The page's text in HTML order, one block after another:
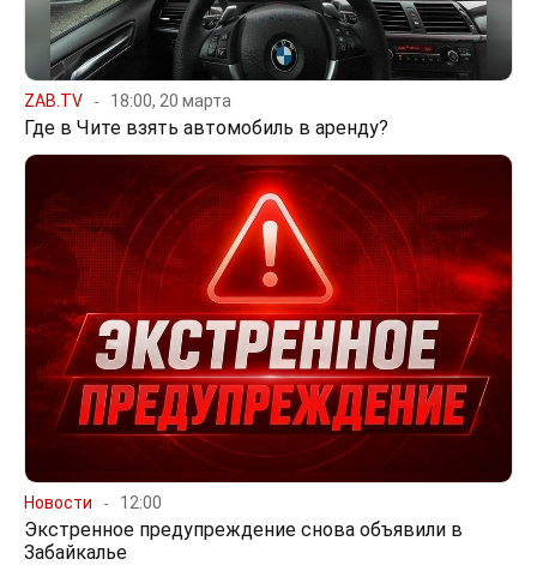
ZAB.TV 18:00, 20 марта
Где в Чите взять автомобиль в аренду?
Новости 12:00
Экстренное предупреждение снова объявили в
Забайкалье